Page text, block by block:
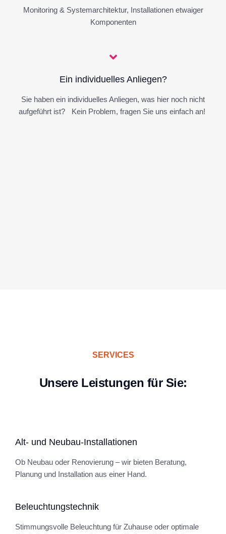
Monitoring & Systemarchitektur, Installationen etwaiger
Komponenten
Ein individuelles Anliegen?
Sie haben ein individuelles Anliegen, was hier noch nicht
aufgeführt ist? Kein Problem, fragen Sie uns einfach an!
SERVICES
Unsere Leistungen für Sie:
Alt- und Neubau-Installationen
Ob Neubau oder Renovierung – wir bieten Beratung,
Planung und Installation aus einer Hand.
Beleuchtungstechnik
Stimmungsvolle Beleuchtung für Zuhause oder optimale